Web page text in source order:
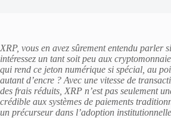
XRP, vous en avez sûrement entendu parler
intéressez un tant soit peu aux
qui rend ce jeton numérique si spécial, au
autant d’encre ? Avec une vitesse de
des frais réduits, XRP n’est pas seulement
crédible aux systèmes de paiements
un précurseur dans l’adoption